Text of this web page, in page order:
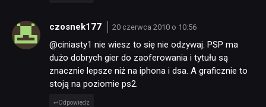
czosnek177 20 czerwca 2010 o 10:56
@ciniasty1 nie wiesz to się nie odzywaj. PSP ma
dużo dobrych gier do zaoferowania i tytułu są
znacznie lepsze niż na iphona i dsa. A graficznie to
stoją na poziomie ps2.
Odpowiedz